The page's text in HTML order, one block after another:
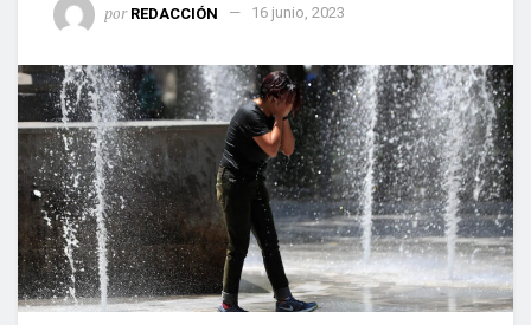
por REDACCIÓN 16 junio, 2023